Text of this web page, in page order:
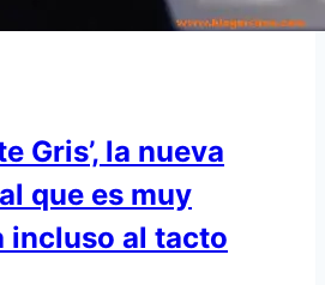
Gris’, la nueva
que es muy
incluso al tacto